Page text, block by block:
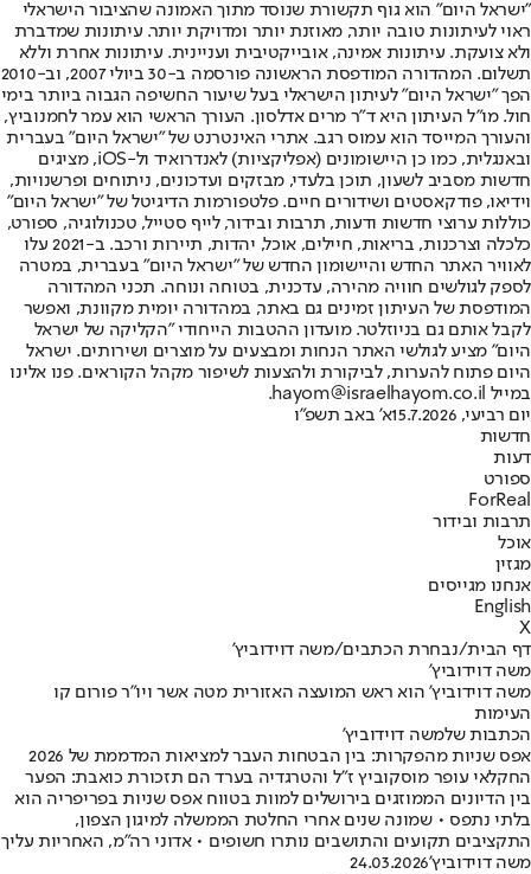
"ישראל היום" הוא גוף תקשורת שנוסד מתוך האמונה שהציבור הישראלי
ראוי לעיתונות טובה יותר, מאוזנת יותר ומדויקת יותר. עיתונות שמדברת
ולא צועקת. עיתונות אמינה, אובייקטיבית ועניינית. עיתונות אחרת וללא
תשלום. המהדורה המודפסת הראשונה פורסמה ב-30 ביולי 2007, וב-2010
הפך "ישראל היום" לעיתון הישראלי בעל שיעור החשיפה הגבוה ביותר בימי
חול. מו"ל העיתון היא ד"ר מרים אדלסון. העורך הראשי הוא עמר לחמנוביץ,
והעורך המייסד הוא עמוס רגב. אתרי האינטרנט של "ישראל היום" בעברית
ובאנגלית, כמו כן היישומונים (אפליקציות) לאנדרואיד ול-iOS, מציגים
חדשות מסביב לשעון, תוכן בלעדי, מבזקים ועדכונים, ניתוחים ופרשנויות,
וידיאו, פודקאסטים ושידורים חיים. פלטפורמות הדיגיטל של "ישראל היום"
כוללות ערוצי חדשות ודעות, תרבות ובידור, לייף סטייל, טכנולוגיה, ספורט,
כלכלה וצרכנות, בריאות, חיילים, אוכל, יהדות, תיירות ורכב. ב-2021 עלו
לאוויר האתר החדש והיישומון החדש של "ישראל היום" בעברית, במטרה
לספק לגולשים חוויה מהירה, עדכנית, בטוחה ונוחה. תכני המהדורה
המודפסת של העיתון זמינים גם באתר, במהדורה יומית מקוונת, ואפשר
לקבל אותם גם בניוזלטר. מועדון ההטבות הייחודי "הקליקה של ישראל
היום" מציע לגולשי האתר הנחות ומבצעים על מוצרים ושירותים. ישראל
היום פתוח להערות, לביקורת ולהצעות לשיפור מקהל הקוראים. פנו אלינו
במייל hayom@israelhayom.co.il.
יום רביעי, 15.7.2026
א' באב תשפ"ו
חדשות
דעות
ספורט
ForReal
תרבות ובידור
אוכל
מגזין
אנחנו מגייסים
English
X
דף הבית/נבחרת הכתבים/משה דוידוביץ'
משה דוידוביץ'
משה דוידוביץ' הוא ראש המועצה האזורית מטה אשר ויו"ר פורום קו
העימות
הכתבות שלמשה דוידוביץ'
אפס שניות מהפקרות: בין הבטחות העבר למציאות המדממת של 2026
החקלאי עופר מוסקוביץ ז"ל והטרגדיה בערד הם תזכורת כואבת: הפער
בין הדיונים הממוזגים בירושלים למוות בטווח אפס שניות בפריפריה הוא
בלתי נתפס • שמונה שנים אחרי החלטת הממשלה למיגון הצפון,
התקציבים תקועים והתושבים נותרו חשופים • אדוני רה"מ, האחריות עליך
משה דוידוביץ'24.03.2026